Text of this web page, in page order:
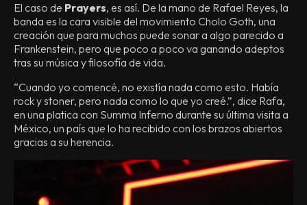
El caso de Prayers, es así. De la mano de Rafael Reyes, la
banda es la cara visible del movimiento Cholo Goth, una
creación que para muchos puede sonar a algo parecido a
Frankenstein, pero que poco a poco va ganando adeptos
tras su música y filosofía de vida.
“Cuando yo comencé, no existía nada como esto. Había
rock y stoner, pero nada como lo que yo creé.”, dice Rafa,
en una platica con Summa Inferno durante su última visita a
México, un país que lo ha recibido con los brazos abiertos
gracias a su herencia.